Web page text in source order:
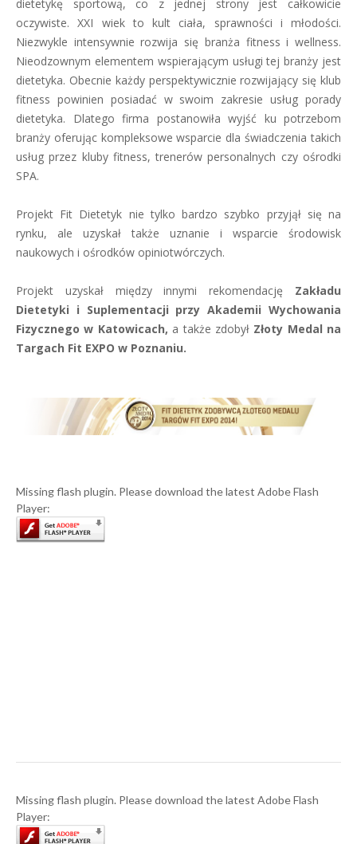
dietetykę sportową, co z jednej strony jest całkowicie
oczywiste. XXI wiek to kult ciała, sprawności i młodości.
Niezwykle intensywnie rozwija się branża fitness i wellness.
Nieodzownym elementem wspierającym usługi tej branży jest
dietetyka. Obecnie każdy perspektywicznie rozwijający się klub
fitness powinien posiadać w swoim zakresie usług porady
dietetyka. Dlatego firma postanowiła wyjść ku potrzebom
branży oferując kompleksowe wsparcie dla świadczenia takich
usług przez kluby fitness, trenerów personalnych czy ośrodki
SPA.
Projekt Fit Dietetyk nie tylko bardzo szybko przyjął się na
rynku, ale uzyskał także uznanie i wsparcie środowisk
naukowych i ośrodków opiniotwórczych.
Projekt uzyskał między innymi rekomendację Zakładu
Dietetyki i Suplementacji przy Akademii Wychowania
Fizycznego w Katowicach, a także zdobyłZłoty Medal na
Targach Fit EXPO w Poznaniu.
Missing flash plugin. Please download the latest Adobe Flash
Player:
Missing flash plugin. Please download the latest Adobe Flash
Player: